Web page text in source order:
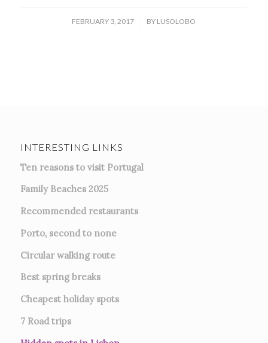
FEBRUARY 3, 2017
/ BY LUSOLOBO
INTERESTING LINKS
Ten reasons to visit Portugal
Family Beaches 2025
Recommended restaurants
Porto, second to none
Circular walking route
Best spring breaks
Cheapest holiday spots
7 Road trips